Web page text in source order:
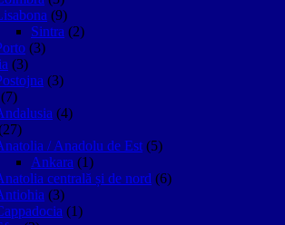
(9)
Sintra (2)
(3)
(3)
(3)
(7)
(4)
/ Anadolu de Est (5)
Ankara (1)
centrală și de nord (6)
(3)
(1)